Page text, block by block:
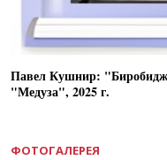
Павел Кушнир:
"Медуза", 2025 г.
ФОТОГАЛЕРЕЯ